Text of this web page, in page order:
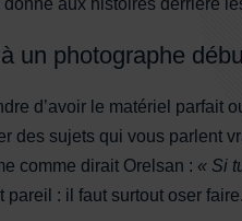
aux histoires derrière
un photographe
d’avoir le matériel parfait
des sujets qui vous parlent
comme dirait Orelsan : « Si
pareil : il faut surtout oser faire.